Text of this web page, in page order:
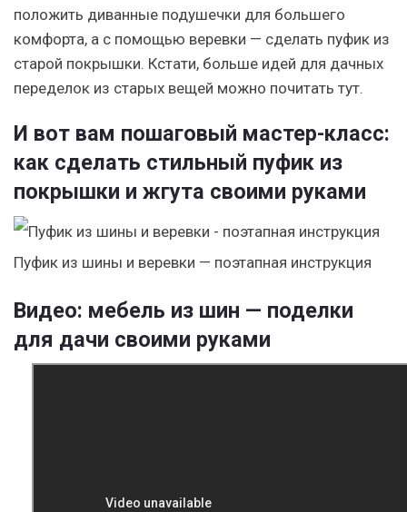
положить диванные подушечки для большего
комфорта, а с помощью веревки — сделать пуфик из
старой покрышки. Кстати, больше идей для дачных
переделок из старых вещей можно почитать тут.
И вот вам пошаговый мастер-класс:
как сделать стильный пуфик из
покрышки и жгута своими руками
Пуфик из шины и веревки — поэтапная инструкция
Видео: мебель из шин — поделки
для дачи своими руками